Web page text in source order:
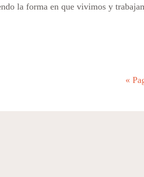
la forma en que vivimos y
«